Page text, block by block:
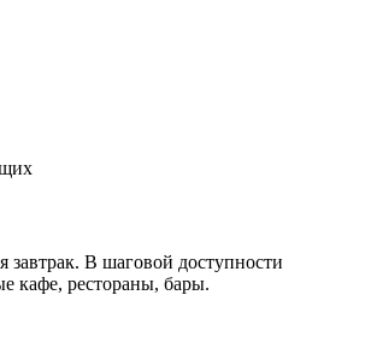
завтрак. В шаговой доступности
кафе, рестораны, бары.